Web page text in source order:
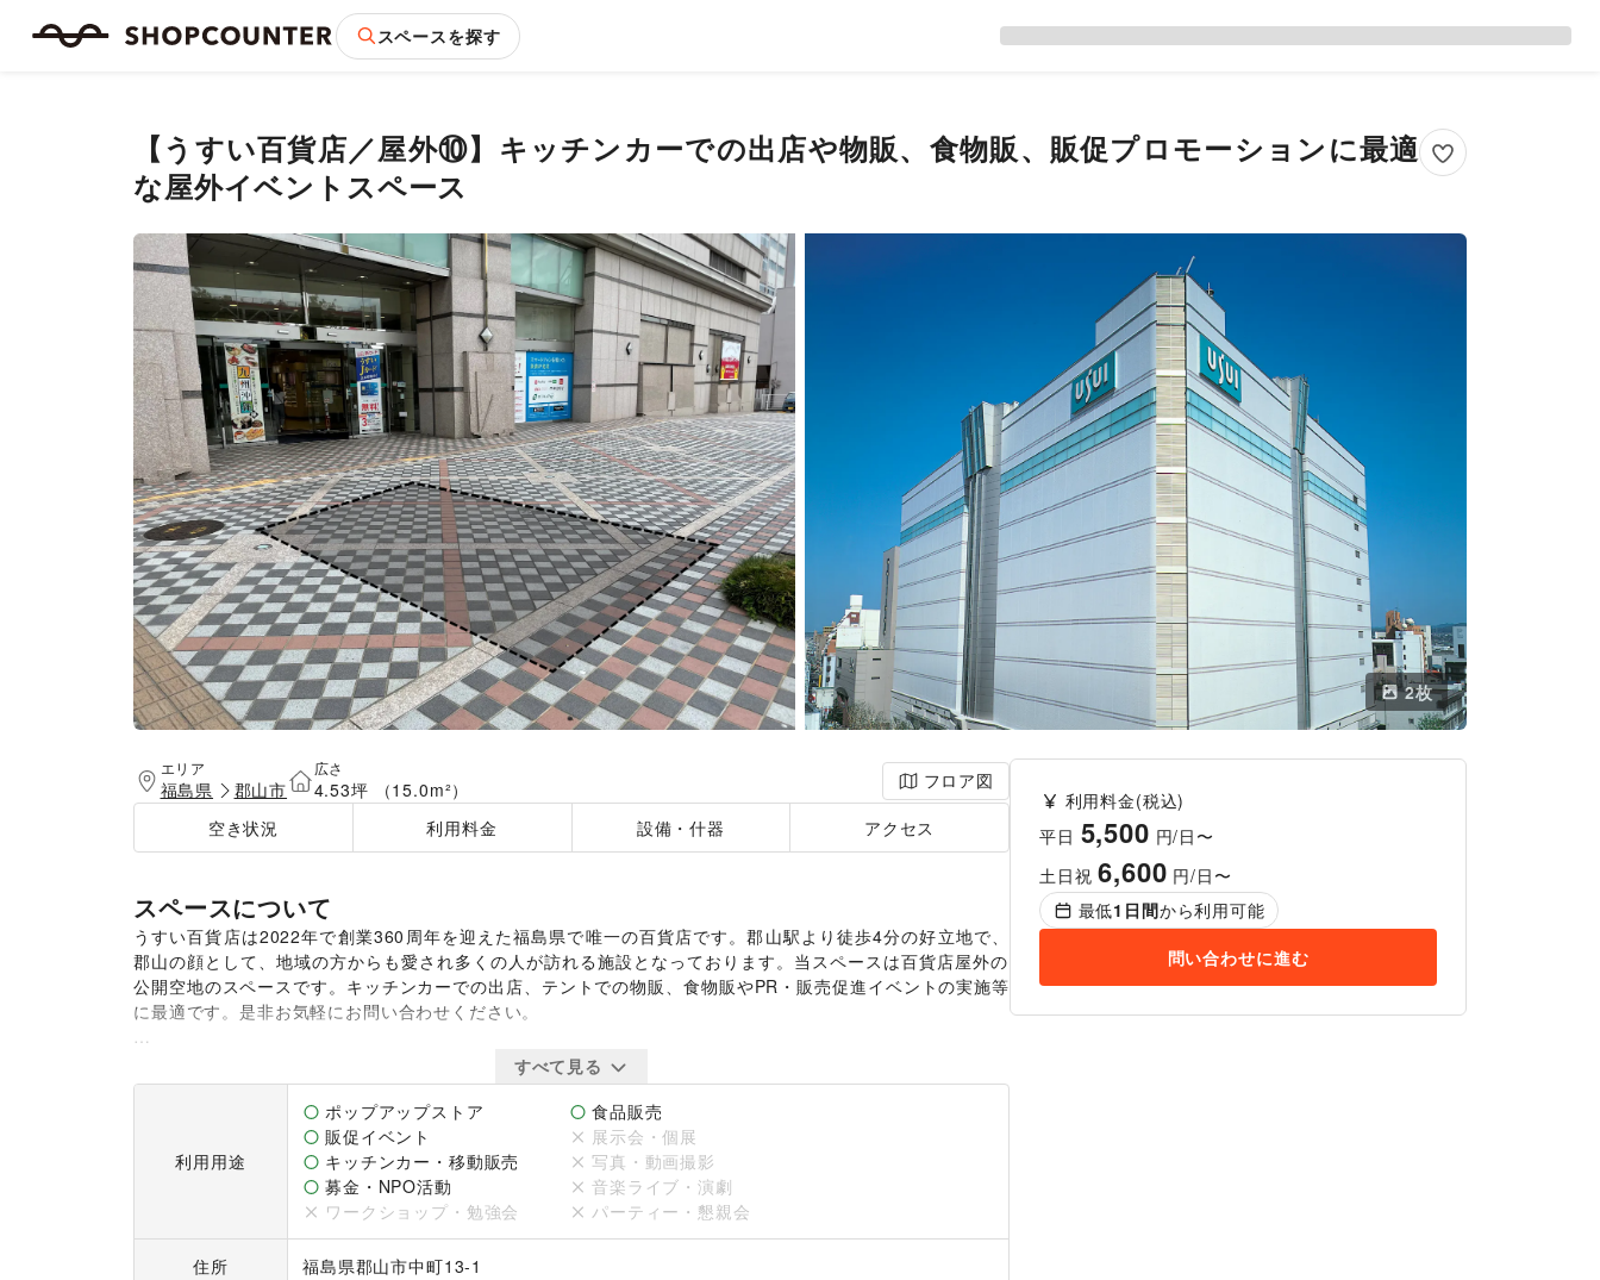
スペースを探す
【うすい百貨店／屋外⑩】キッチンカーでの出店や物販、食物販、販促プロモーションに最適
な屋外イベントスペース
2枚
エリア
福島県 郡山市
広さ
4.53坪 （15.0m²）
フロア図
空き状況
利用料金 設備・什器 アクセス
スペースについて
うすい百貨店は2022年で創業360周年を迎えた福島県で唯一の百貨店です。郡山駅より徒歩4分の好立地で、
郡山の顔として、地域の方からも愛され多くの人が訪れる施設となっております。当スペースは百貨店屋外の
公開空地のスペースです。キッチンカーでの出店、テントでの物販、食物販やPR・販売促進イベントの実施等
に最適です。是非お気軽にお問い合わせください。
※車両展示など大型イベント利用料金は応相談となります。
すべて見る
利用用途
ポップアップストア
食品販売
販促イベント
展示会・個展
キッチンカー・移動販売
写真・動画撮影
募金・NPO活動
音楽ライブ・演劇
ワークショップ・勉強会
パーティー・懇親会
住所 福島県郡山市中町13-1
利用料金(税込)
平日 5,500 円/日〜
土日祝6,600 円/日〜
最低1 日間から利用可能
問い合わせに進む